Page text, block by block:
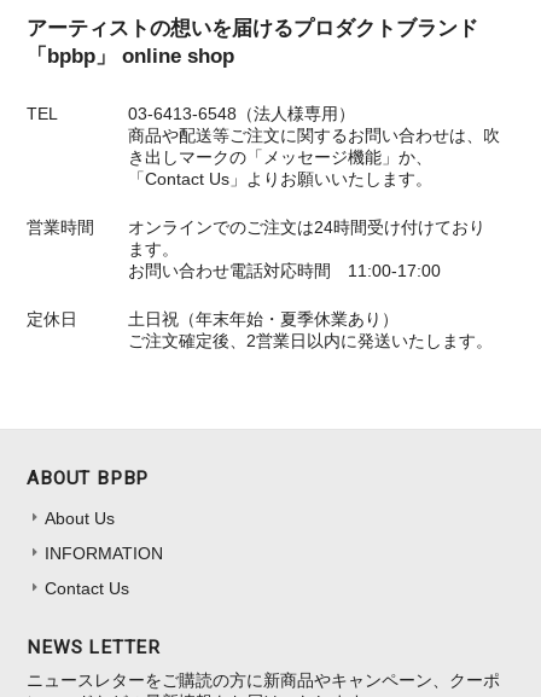
アーティストの想いを届けるプロダクトブランド
「bpbp」 online shop
TEL
03-6413-6548（法人様専用）
商品や配送等ご注文に関するお問い合わせは、吹
き出しマークの「メッセージ機能」か、
「Contact Us」よりお願いいたします。
営業時間
オンラインでのご注文は24時間受け付けており
ます。
お問い合わせ電話対応時間 11:00-17:00
定休日
土日祝（年末年始・夏季休業あり）
ご注文確定後、2営業日以内に発送いたします。
ABOUT BPBP
About Us
INFORMATION
Contact Us
NEWS LETTER
ニュースレターをご購読の方に新商品やキャンペーン、クーポ